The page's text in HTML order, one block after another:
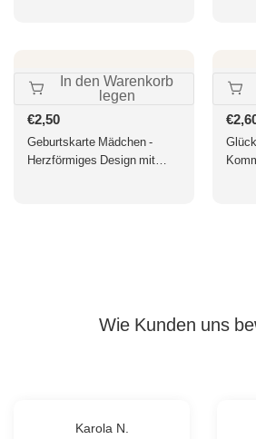
In den Warenkorb
legen
Normaler
Preis
€2,50
Geburtskarte Mädchen -
Herzförmiges Design mit
Wie Kunden uns
Karola N.